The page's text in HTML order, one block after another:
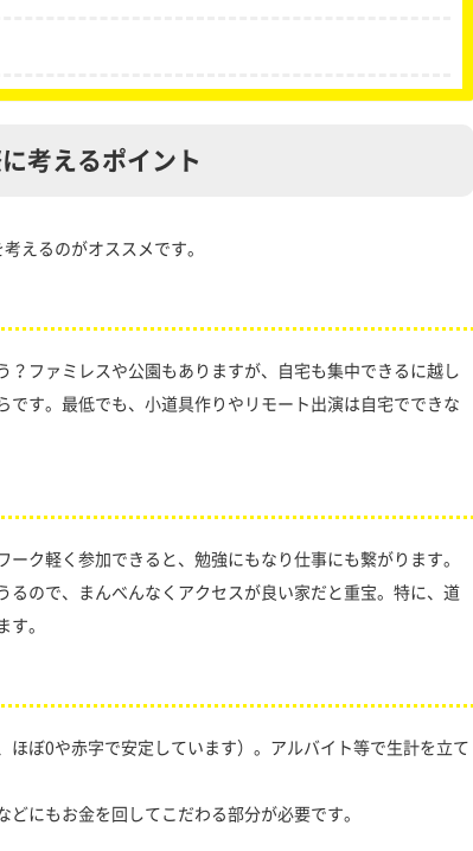
考えるポイント
えるのがオススメです。
？ファミレスや公園もありますが、自宅も集中できるに越し
です。最低でも、小道具作りやリモート出演は自宅でできな
ク軽く参加できると、勉強にもなり仕事にも繋がります。
るので、まんべんなくアクセスが良い家だと重宝。特に、道
す。
ほぼ0や赤字で安定しています）。アルバイト等で生計を立て
にもお金を回してこだわる部分が必要です。